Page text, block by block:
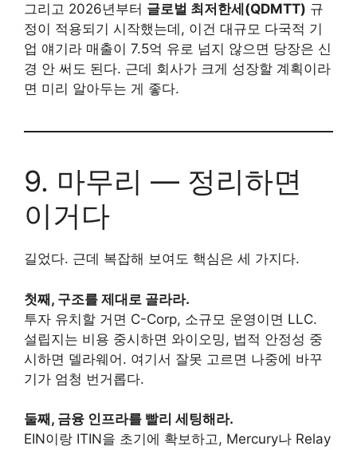
그리고 2026년부터 글로벌 최저한세(QDMTT) 규
정이 적용되기 시작했는데, 이건 대규모 다국적 기
업 얘기라 매출이 7.5억 유로 넘지 않으면 당장은 신
경 안 써도 된다. 근데 회사가 크게 성장할 계획이라
면 미리 알아두는 게 좋다.
9. 마무리 — 정리하면
이거다
길었다. 근데 복잡해 보여도 핵심은 세 가지다.
첫째, 구조를 제대로 골라라.
투자 유치할 거면 C-Corp, 소규모 운영이면 LLC.
설립지는 비용 중시하면 와이오밍, 법적 안정성 중
시하면 델라웨어. 여기서 잘못 고르면 나중에 바꾸
기가 엄청 번거롭다.
둘째, 금융 인프라를 빨리 세팅해라.
EIN이랑 ITIN을 초기에 확보하고, Mercury나 Relay